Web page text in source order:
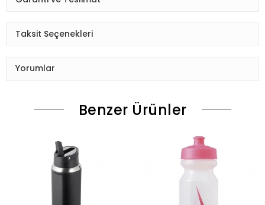
Taksit Seçenekleri
Yorumlar
Benzer Ürünler